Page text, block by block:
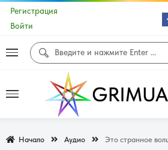
Регистрация
Войти
Начало Аудио Это странное